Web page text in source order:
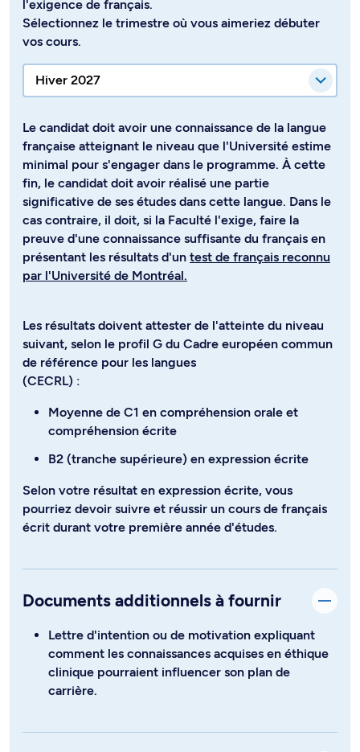
l'exigence de français.
Sélectionnez le trimestre où vous aimeriez débuter
vos cours.
Le candidat doit avoir une connaissance de la langue
française atteignant le niveau que l'Université estime
minimal pour s'engager dans le programme. À cette
fin, le candidat doit avoir réalisé une partie
significative de ses études dans cette langue. Dans le
cas contraire, il doit, si la Faculté l'exige, faire la
preuve d'une connaissance suffisante du français en
présentant les résultats d'un test de français reconnu
par l'Université de Montréal.
Les résultats doivent attester de l'atteinte du niveau
suivant, selon le profil G du Cadre européen commun
de référence pour les langues
(CECRL) :
Moyenne de C1 en compréhension orale et
compréhension écrite
B2 (tranche supérieure) en expression écrite
Selon votre résultat en expression écrite, vous
pourriez devoir suivre et réussir un cours de français
écrit durant votre première année d'études.
Documents additionnels à fournir
Lettre d'intention ou de motivation expliquant
comment les connaissances acquises en éthique
clinique pourraient influencer son plan de
carrière.